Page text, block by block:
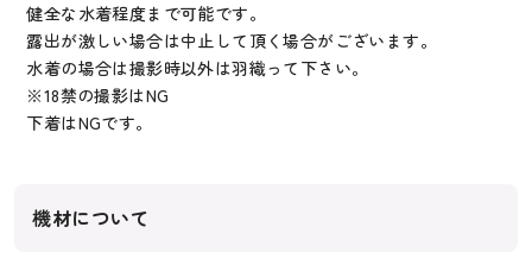
健全な水着程度まで可能です。
露出が激しい場合は中止して頂く場合がございます。
水着の場合は撮影時以外は羽織って下さい。
※18禁の撮影はNG
下着はNGです。
機材について